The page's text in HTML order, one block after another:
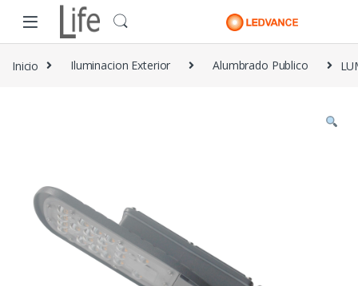
Skip to navigation
Skip to content
Inicio Iluminacion Exterior Alumbrado Publico